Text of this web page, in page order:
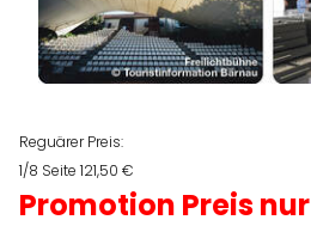
Reguärer Preis:
1/8 Seite 121,50 €
Promotion Preis nur